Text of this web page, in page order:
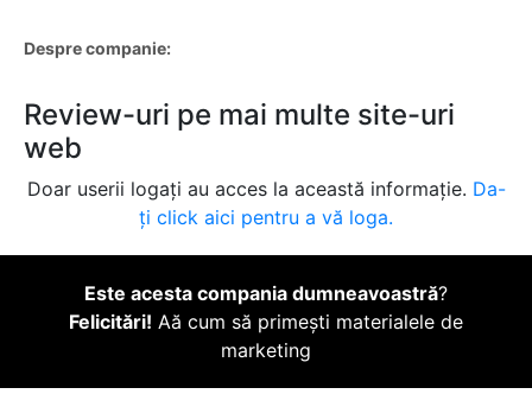
Despre companie:
Review-uri pe mai multe site-uri
web
Doar userii logați au acces la această informație. Da-
ți click aici pentru a vă loga.
Este acesta compania dumneavoastră?
Felicitări! Aă cum să primești materialele de
marketing